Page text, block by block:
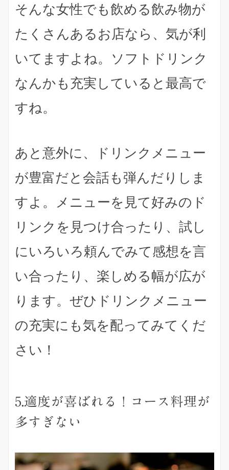
そんな女性でも飲める飲み物が
たくさんあるお店なら、気が利
いてますよね。ソフトドリンク
なんかも充実していると最高で
すね。
あと意外に、ドリンクメニュー
が豊富だと会話も弾んだりしま
すよ。メニューを見て好みのド
リンクを見つけ合ったり、試し
にいろいろ頼んでみて感想を言
い合ったり、楽しめる幅が広が
ります。ぜひドリンクメニュー
の充実にも気を配ってみてくだ
さい！
5.適度が喜ばれる！コース料理が
多すぎない